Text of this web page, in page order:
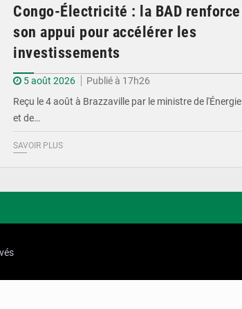
Congo-Électricité : la BAD renforce
son appui pour accélérer les
investissements
5 août 2026
Publié à 17h26
Reçu le 4 août à Brazzaville par le ministre de l'Énergie
et de…
SAVOIR PLUS